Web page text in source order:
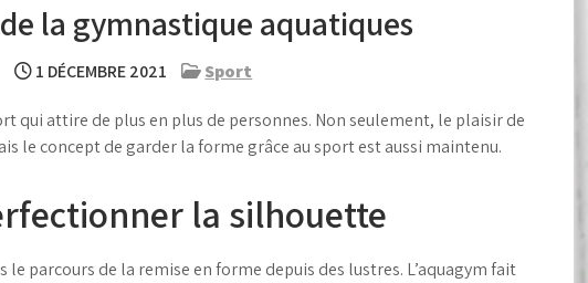
la gymnastique aquatiques
1 DÉCEMBRE 2021 Sport
qui attire de plus en plus de personnes. Non seulement, le plaisir de
le concept de garder la forme grâce au sport est aussi maintenu.
la silhouette
parcours de la remise en forme depuis des lustres. L’aquagym fait